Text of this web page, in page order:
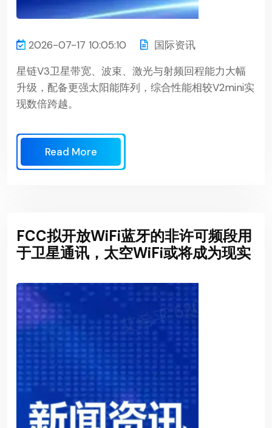
2026-07-17 10:05:10
国际资讯
星链V3卫星带宽、波束、激光与射频回程能力大幅
升级，配备更强太阳能阵列，综合性能相较V2mini实
现数倍跨越。
Read More
FCC拟开放WiFi蓝牙的非许可频段用
于卫星通讯，太空WiFi或将成为现实